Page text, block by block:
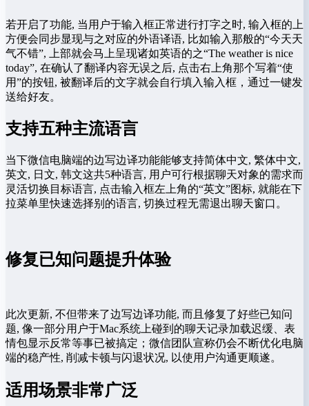
若开启了功能, 当用户于输入框正常进行打字之时, 输入框的上
方便会同步显现与之对应的外语译语, 比如输入那般的“今天天
气不错”, 上部就会马上呈现诸如英语的之“The weather is nice
today”, 在确认了翻译内容无误之后, 点击右上角那个写着“使
用”的按钮, 被翻译后的文字就会自行填入输入框，通过一键发
送给好友。
支持五种主流语言
当下微信电脑端的边写边译功能能够支持简体中文, 繁体中文,
英文, 日文, 韩文这共5种语言, 用户可行根据聊天对象的需求而
灵活切换目标语言, 点击输入框左上角的“英文”图标, 就能在下
拉菜单里快速选择别的语言, 切换过程无需退出聊天窗口。
修复已知问题提升体验
此次更新, 不但带来了边写边译功能, 而且修复了好些已知问
题, 像一部分用户于Mac系统上碰到的聊天记录加载迟缓、表
情包显示反常等事已被搞定；微信团队宣称仍会不断优化电脑
端的稳产性, 削减卡顿与闪退状况, 以使用户沟通更顺遂。
适用场景非常广泛